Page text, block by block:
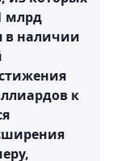
млрд
в наличии
к